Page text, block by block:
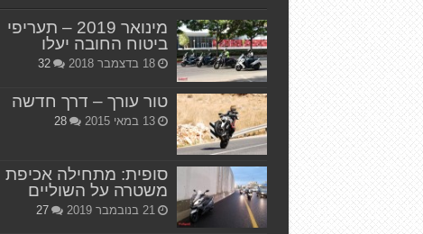
מינואר 2019 – תעריפי
ביטוח החובה יעלו
18 בדצמבר 2018 32
טור עורך – דרך חדשה
13 במאי 2015 28
סופית: מתחילה אכיפת
משטרה על השוליים
21 בנובמבר 2019 27